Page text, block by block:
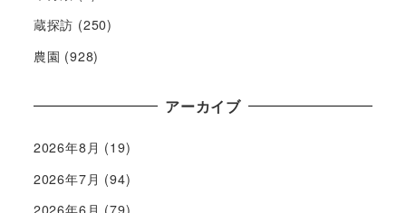
蔵探訪 (250)
農園 (928)
アーカイブ
2026年8月 (19)
2026年7月 (94)